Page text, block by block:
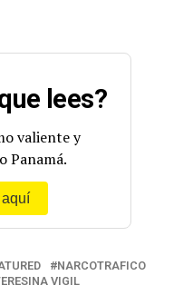
lees?
valiente y
Panamá.
NARCOTRAFICO
VIGIL